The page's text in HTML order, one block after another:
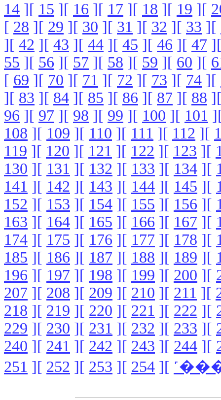
14 ][ 15 ][ 16 ][ 17 ][ 18 ][ 19 ][
[ 28 ][ 29 ][ 30 ][ 31 ][ 32 ][ 33 ][
][ 42 ][ 43 ][ 44 ][ 45 ][ 46 ][ 47
55 ][ 56 ][ 57 ][ 58 ][ 59 ][ 60 ][
[ 69 ][ 70 ][ 71 ][ 72 ][ 73 ][ 74 ][
][ 83 ][ 84 ][ 85 ][ 86 ][ 87 ][ 88
96 ][ 97 ][ 98 ][ 99 ][ 100 ][ 101
108 ][ 109 ][ 110 ][ 111 ][ 112 ][
119 ][ 120 ][ 121 ][ 122 ][ 123 ][
130 ][ 131 ][ 132 ][ 133 ][ 134 ][
141 ][ 142 ][ 143 ][ 144 ][ 145 ][
152 ][ 153 ][ 154 ][ 155 ][ 156 ][
163 ][ 164 ][ 165 ][ 166 ][ 167 ][
174 ][ 175 ][ 176 ][ 177 ][ 178 ][
185 ][ 186 ][ 187 ][ 188 ][ 189 ][
196 ][ 197 ][ 198 ][ 199 ][ 200 ][
207 ][ 208 ][ 209 ][ 210 ][ 211 ][
218 ][ 219 ][ 220 ][ 221 ][ 222 ][
229 ][ 230 ][ 231 ][ 232 ][ 233 ][
240 ][ 241 ][ 242 ][ 243 ][ 244 ][
251 ][ 252 ][ 253 ][ 254 ][